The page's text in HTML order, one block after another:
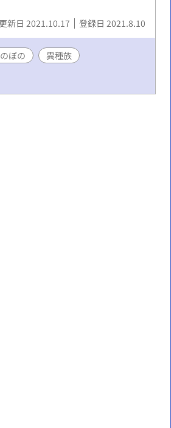
イラスト多めです(*'ω'*)
新日 2021.10.17 登録日 2021.8.10
ぼの
異種族